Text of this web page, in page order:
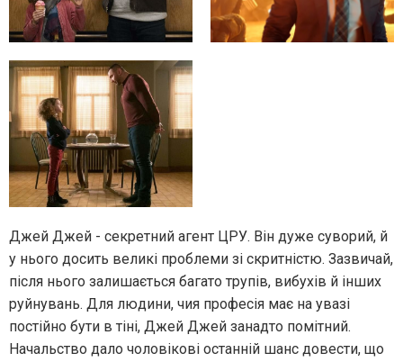
Джей Джей - секретний агент ЦРУ. Він дуже суворий, й
у нього досить великі проблеми зі скритністю. Зазвичай,
після нього залишається багато трупів, вибухів й інших
руйнувань. Для людини, чия професія має на увазі
постійно бути в тіні, Джей Джей занадто помітний.
Начальство дало чоловікові останній шанс довести, що